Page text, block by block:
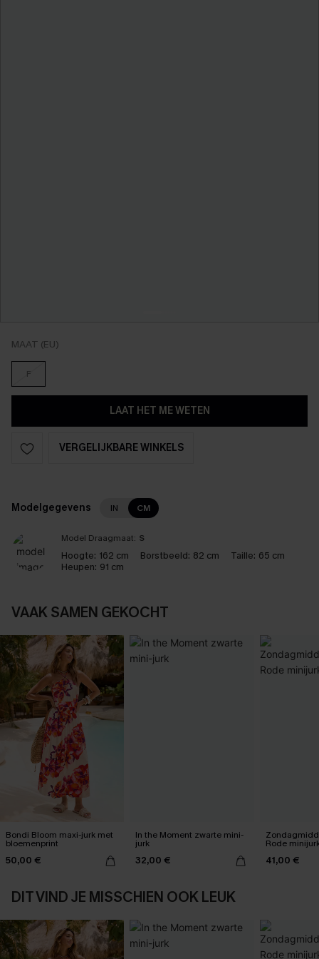
MAAT (EU)
F
LAAT HET ME WETEN
VERGELIJKBARE WINKELS
Modelgegevens IN CM
Model Draagmaat: S
Hoogte: 162 cm Borstbeeld: 82 cm Taille: 65 cm
Heupen: 91 cm
VAAK SAMEN GEKOCHT
Bondi Bloom maxi-jurk met
bloemenprint
50,00 €
In the Moment zwarte mini-
jurk
32,00 €
Rode
41,00 €
DIT VIND JE MISSCHIEN OOK LEUK